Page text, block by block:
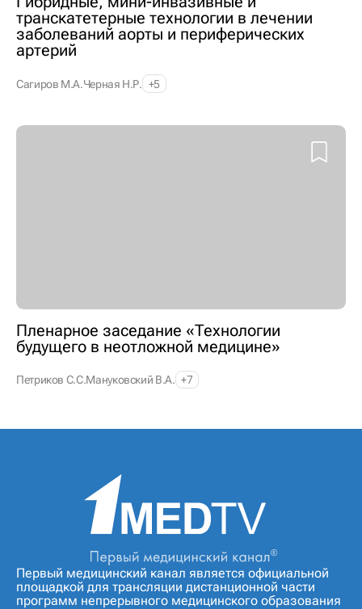
транскатетерные технологии в лечении
заболеваний аорты и периферических
артерий
Сагиров М.А.Черная Н.Р. +5
Пленарное заседание «Технологии
будущего в неотложной медицине»
Петриков С.С.Мануковский В.А. +7
Первый медицинский канал является официальной
площадкой для трансляции дистанционной части
программ непрерывного медицинского образования